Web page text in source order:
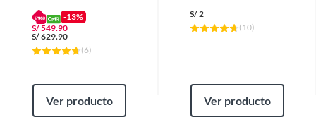
-13%
S/549.90
S/629.90
(6)
Ver producto
S/2
( 10)
Ver producto